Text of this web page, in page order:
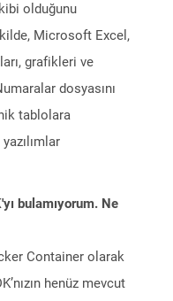
olduğunu
Microsoft Excel,
grafikleri ve
dosyasını
tablolara
bulamıyorum. Ne
Container olarak
henüz mevcut